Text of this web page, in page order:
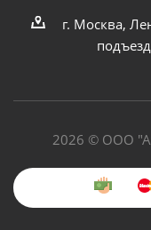
г. Москва,
2026 © ООО